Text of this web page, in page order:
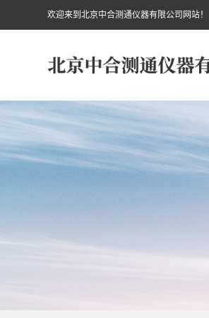
欢迎来到北京中合测通仪器有限公司网站！